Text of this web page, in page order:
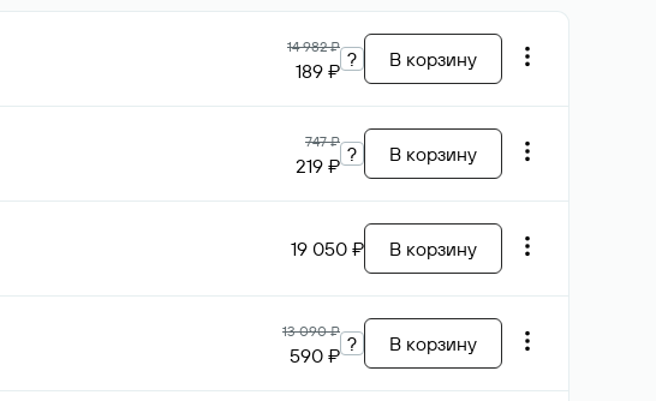
14 982 ₽
189 ₽ ? В корзину
747 ₽
219 ₽ ? В корзину
19 050 ₽ В корзину
13 090 ₽
590 ₽ ? В корзину